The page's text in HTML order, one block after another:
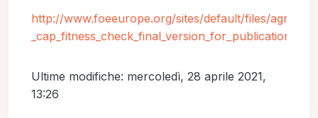
http://www.foeeurope.org/sites/default/files/
Ultime modifiche: mercoledì, 28 aprile 2021,
13:26